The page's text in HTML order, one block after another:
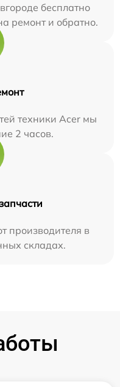
бесплатно
ремонт и обратно.
техники Acer мы
2 часов.
производителя в
складах.